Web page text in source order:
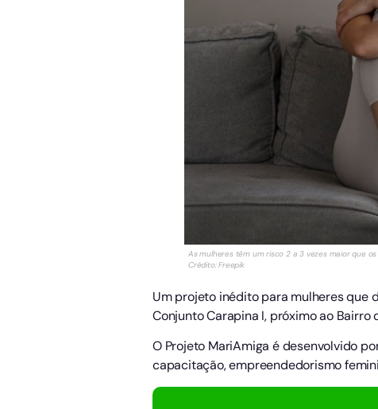
As mulheres têm um risco 2 a 3 vezes maior que
Crédito: Freepik
Um projeto inédito para mulheres que
Conjunto Carapina I, próximo ao Bairro
O Projeto MariAmiga é desenvolvido
capacitação, empreendedorismo